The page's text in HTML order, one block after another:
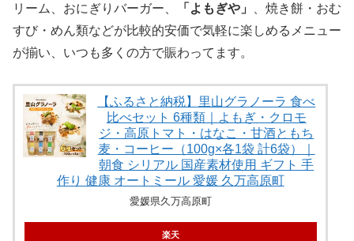
リーム、おにぎりバーガー、
「よもぎや」
、焼き餅・おむ
すび・めん類などが比較的安価で気軽に楽しめるメニュー
が揃い、いつも多くの方で賑わってます。
【ふるさと納税】里山グラノーラ 食べ
比べセット 6種類｜よもぎ・クロモ
ジ・高原トマト・はなこ・甘酒ともち
麦・コーヒー（100g×各1袋 計6袋）｜
朝食 シリアル 国産素材使用 ギフト 手
作り 健康 オートミール 愛媛 久万高原町
愛媛県久万高原町
楽天